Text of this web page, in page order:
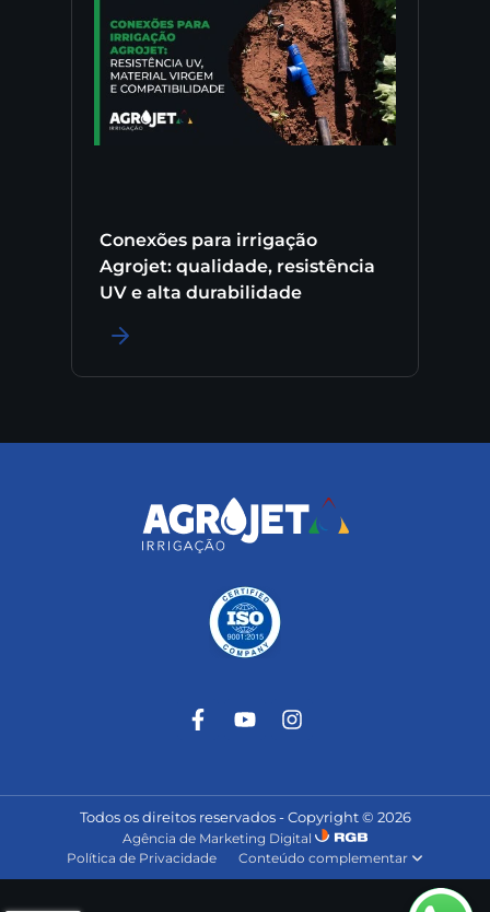
Conexões para irrigação
Agrojet: qualidade, resistência
UV e alta durabilidade
Todos os direitos reservados - Copyright © 2026
Política de Privacidade Conteúdo complementar
Agência de Marketing Digital